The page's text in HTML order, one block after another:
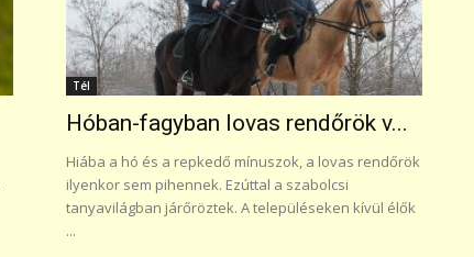
Tél
Hóban-fagyban lovas rendőrök v...
Hiába a hó és a repkedő mínuszok, a lovas rendőrök
ilyenkor sem pihennek. Ezúttal a szabolcsi
tanyavilágban járőröztek. A településeken kívül élők
...